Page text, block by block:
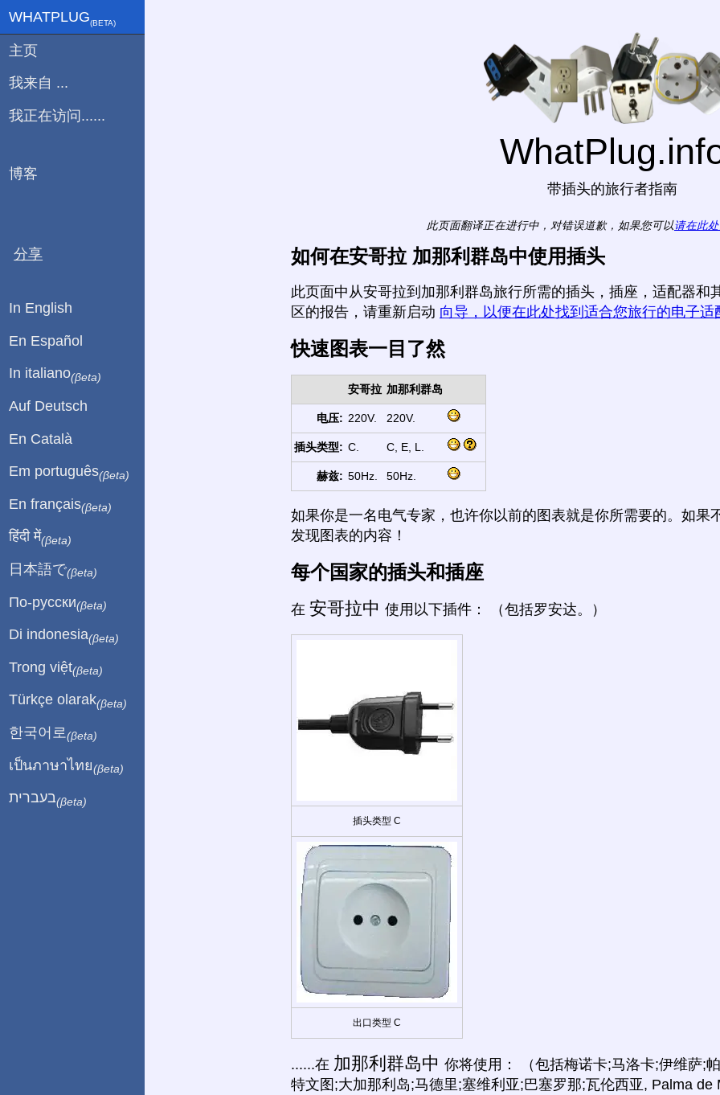
带插头的旅行者指南
此页面翻译正在进行中，对错误道歉，如果您可以请在此
如何在安哥拉 加那利群岛中使用插头
此页面中从安哥拉到加那利群岛旅行所需的插头，插座，适配器和
区的报告，请重新启动 向导，以便在此处找到适合您旅行的电子
快速图表一目了然
安哥拉 加那利群岛
电压: 220V. 220V.
插头类型: C. C, E, L.
赫兹: 50Hz. 50Hz.
如果你是一名电气专家，也许你以前的图表就是你所需要的。如果
发现图表的内容！
每个国家的插头和插座
在 安哥拉中 使用以下插件： （包括罗安达。）
插头类型 C
出口类型 C
......在 加那利群岛中 你将使用： （包括梅诺卡;马洛卡;伊维萨;
特文图;大加那利岛;马德里;塞维利亚;巴塞罗那;瓦伦西亚, Palma
WHATPLUG(ΒETA)
主页
我来自 ...
我正在访问......
博客
分享
In English
En Español
In italiano(βeta)
Auf Deutsch
En Català
Em português(βeta)
En français(βeta)
हिंदी में(βeta)
日本語で(βeta)
По-русски(βeta)
Di indonesia(βeta)
Trong việt(βeta)
Türkçe olarak(βeta)
한국어로 (βeta)
เป็นภาษาไทย(βeta)
בעברית(βeta)